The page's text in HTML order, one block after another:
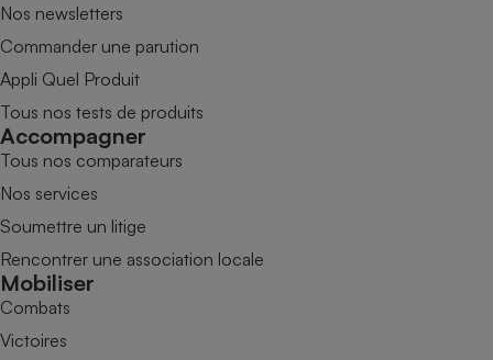
Nos newsletters
Commander une parution
Appli Quel Produit
Tous nos tests de produits
Accompagner
Tous nos comparateurs
Nos services
Soumettre un litige
Rencontrer une association locale
Mobiliser
Combats
Victoires